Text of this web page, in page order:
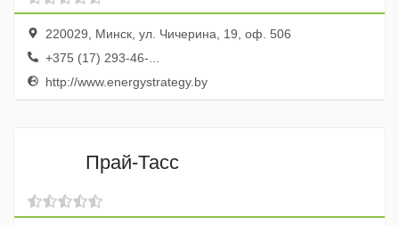
220029, Минск, ул. Чичерина, 19, оф. 506
+375 (17) 293-46-...
http://www.energystrategy.by
Прай-Тасс